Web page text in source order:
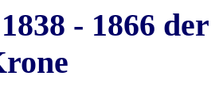
- 1866